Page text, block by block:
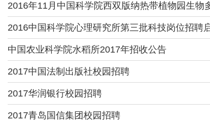
2016年11月中国科学院西双版纳热带植物园生物
2016中国科学院心理研究所第三批科技岗位招聘
中国农业科学院水稻所2017年招收公告
2017中国法制出版社校园招聘
2017华润银行校园招聘
2017青岛国信集团校园招聘